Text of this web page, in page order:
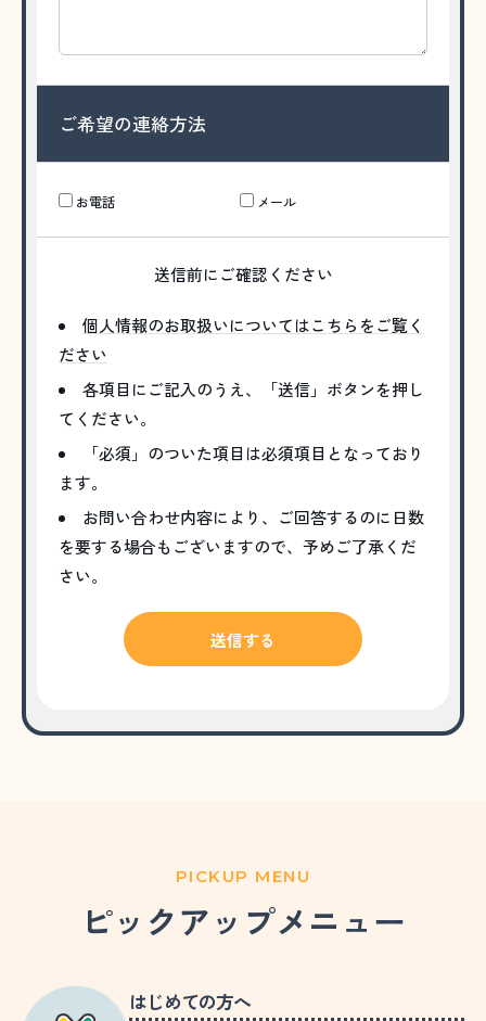
ご希望の連絡方法
お電話 メール
送信前にご確認ください
個人情報のお取扱いについてはこちらをご覧く
ださい
各項目にご記入のうえ、「送信」ボタンを押し
てください。
「必須」のついた項目は必須項目となっており
ます。
お問い合わせ内容により、ご回答するのに日数
を要する場合もございますので、予めご了承くだ
さい。
PICKUP MENU
ピックアップメニュー
はじめての方へ